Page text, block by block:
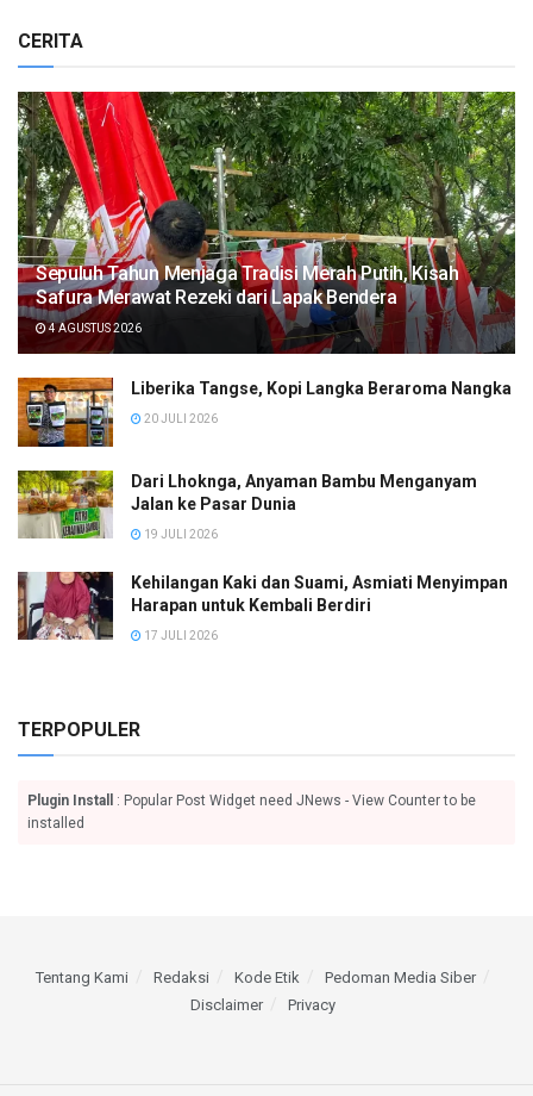
CERITA
Sepuluh Tahun Menjaga Tradisi Merah Putih, Kisah
Safura Merawat Rezeki dari Lapak Bendera
4 AGUSTUS 2026
Liberika Tangse, Kopi Langka Beraroma Nangka
20 JULI 2026
Dari Lhoknga, Anyaman Bambu Menganyam
Jalan ke Pasar Dunia
19 JULI 2026
Kehilangan Kaki dan Suami, Asmiati Menyimpan
Harapan untuk Kembali Berdiri
17 JULI 2026
TERPOPULER
Plugin Install
: Popular Post Widget need JNews - View Counter to be
installed
Tentang Kami Redaksi Kode Etik
Pedoman Media Siber
Disclaimer
Privacy